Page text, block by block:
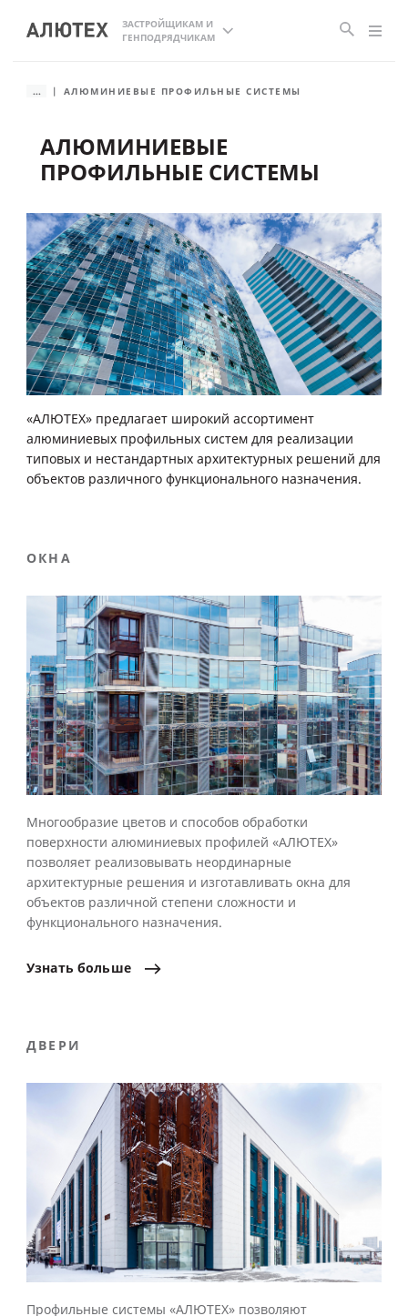
ЗАСТРОЙЩИКАМ И
ГЕНПОДРЯДЧИКАМ
АЛЮМИНИЕВЫЕ
ПРОФИЛЬНЫЕ СИСТЕМЫ
«АЛЮТЕХ» предлагает широкий ассортимент
алюминиевых профильных систем для реализации
типовых и нестандартных архитектурных решений для
объектов различного функционального назначения.
... АЛЮМИНИЕВЫЕ ПРОФИЛЬНЫЕ СИСТЕМЫ
ОКНА
Многообразие цветов и способов обработки
поверхности алюминиевых профилей «АЛЮТЕХ»
позволяет реализовывать неординарные
архитектурные решения и изготавливать окна для
объектов различной степени сложности и
функционального назначения.
Узнать больше
ДВЕРИ
Профильные системы «АЛЮТЕХ» позволяют